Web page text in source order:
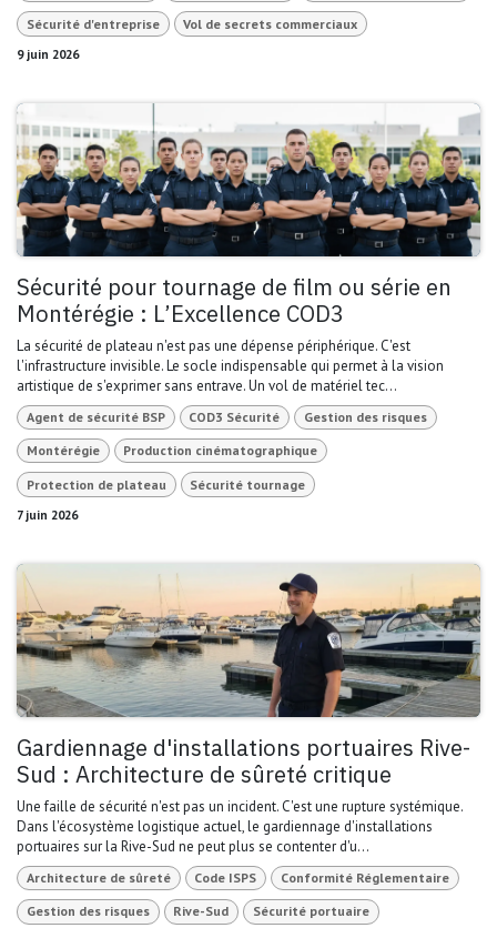
Sécurité d'entreprise
Vol de secrets commerciaux
9 juin 2026
Sécurité pour tournage de film ou série en
Montérégie : L’Excellence COD3
La sécurité de plateau n'est pas une dépense périphérique. C'est
l'infrastructure invisible. Le socle indispensable qui permet à la vision
artistique de s'exprimer sans entrave. Un vol de matériel tec...
Agent de sécurité BSP COD3 Sécurité Gestion des risques
Montérégie Production cinématographique
Protection de plateau
Sécurité tournage
7 juin 2026
Gardiennage d'installations portuaires Rive-
Sud : Architecture de sûreté critique
Une faille de sécurité n'est pas un incident. C'est une rupture systémique.
Dans l'écosystème logistique actuel, le gardiennage d'installations
portuaires sur la Rive-Sud ne peut plus se contenter d'u...
Architecture de sûreté Code ISPS Conformité Réglementaire
Gestion des risques Rive-Sud Sécurité portuaire